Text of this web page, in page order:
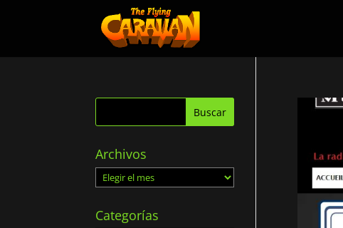
Archivos
Archivos
Categorías